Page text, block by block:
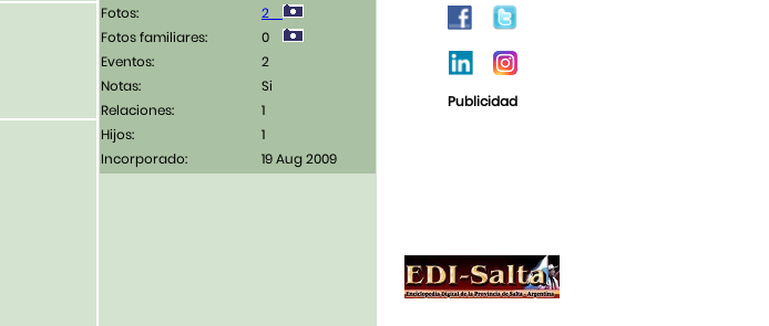
Fotos:
2
Fotos familiares:
0
Eventos:
2
Notas:
Si
Relaciones:
1
Hijos:
1
Incorporado:
19 Aug 2009
Publicidad